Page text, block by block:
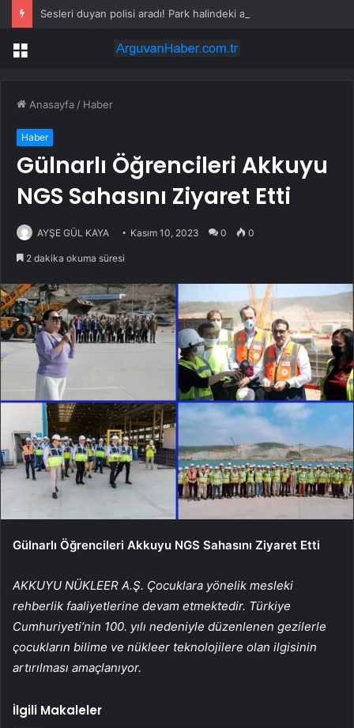
Menü
Anasayfa / Haber
Haber
Gülnarlı Öğrencileri Akkuyu
NGS Sahasını Ziyaret Etti
AYŞE GÜL KAYA Kasım 10, 2023 0 0
2 dakika okuma süresi
Gülnarlı Öğrencileri Akkuyu NGS Sahasını Ziyaret Etti
AKKUYU NÜKLEER A.Ş. Çocuklara yönelik mesleki
rehberlik faaliyetlerine devam etmektedir. Türkiye
Cumhuriyeti’nin 100. yılı nedeniyle düzenlenen gezilerle
çocukların bilime ve nükleer teknolojilere olan ilgisinin
artırılması amaçlanıyor.
İlgili Makaleler